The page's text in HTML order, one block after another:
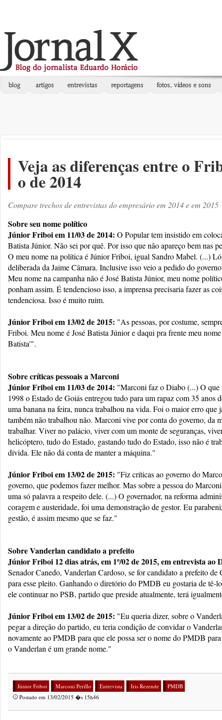
Veja as diferenças entre o
o de 2014
Compare trechos de entrevistas do empresário em 2014 e em 2015
Sobre seu nome político
Júnior Friboi em 11/03 de 2014: O Popular tem insistido em
Batista Júnior. Não sei por quê. Por isso que não apareço bem nas
O meu nome na política é Júnior Friboi, igual Sandro Mabel. (...)
deliberada da Jaime Câmara. Inclusive isso veio a pedido do
Meu nome na campanha não é José Batista Júnior, meu nome
ponham assim. É tendencioso isso, a imprensa precisaria fazer as
tendenciosa. Isso é muito ruim.
Júnior Friboi em 13/02 de 2015: "As pessoas, por costume,
Friboi. Meu nome é José Batista Júnior e daqui pra frente meu
Batista'".
Sobre críticas pessoais a Marconi
Júnior Friboi em 11/03 de 2014: "Marconi faz o Diabo (...) O que
1998 o Estado de Goiás entregou tudo para um rapaz com 35 anos
uma banana na feira, nunca trabalhou na vida. Foi o maior erro que
também não trabalhou não. Marconi vive por conta do governo, da
trabalhar. Viver no palácio, viver com um monte de seguranças,
helicóptero, tudo do Estado, gastando tudo do Estado, isso não é
dívida. Ele não dá conta de manter a máquina."
Júnior Friboi em 13/02 de 2015: "Fiz críticas ao governo do
governo, que podemos fazer melhor. Mas sobre a pessoa do
uma só palavra a respeito dele. (...) O governador, na reforma
coragem e austeridade, foi uma demonstração de gestor. Eu
gestão, é assim mesmo que se faz."
Sobre Vanderlan candidato a prefeito
Júnior Friboi 12 dias atrás, em 1º/02 de 2015, em entrevista ao
Senador Canedo, Vanderlan Cardoso, se for candidato a prefeito de
para esse pleito. Ganhando o diretório do PMDB eu gostaria de tê-
ele continuar no PSB, partido que preside atualmente, terá
Júnior Friboi em 13/02 de 2015: "Eu queria dizer, sobre o
pegar a direção do partido, eu teria condição de convidar o
novamente ao PMDB para que ele possa ser o nome do PMDB
o Vanderlan é um grande nome."
Júnior Friboi Marconi Perillo Entrevista Iris Rezende
PMDB
Postado em 13/02/2015 �s 15h46